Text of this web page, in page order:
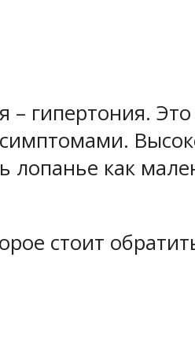
гипертония.
как
стоит